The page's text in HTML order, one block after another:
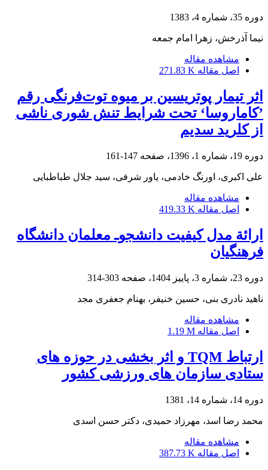
دوره 35، شماره 4، 1383
نیما آذرخش، زهرا امام جمعه
مشاهده مقاله
اصل مقاله 271.83 K
اثر تیمار پوتریسین بر میوه توت‌فرنگی رقم
’کاماروسا‘ تحت شرایط تنش شوری ناشی
از کلرید سدیم
دوره 19، شماره 1، 1396، صفحه 147-161
علی اکبری، اورنگ خادمی، یاور شرفی، سید جلال طباطبایی
مشاهده مقاله
اصل مقاله 419.33 K
ارائة مدل کیفیت دانشجوـ معلمان دانشگاه
فرهنگیان
دوره 23، شماره 3، پاییز 1404، صفحه 303-314
ناهید نادری بنی، حسین خنیفر، بهنام جعفری مجد
مشاهده مقاله
اصل مقاله 1.19 M
ارتباط TQM و اثر بخشی در حوزه های
ستادی سازمان های ورزشی کشور
دوره 14، شماره 14، 1381
محمد رضا اسد، مهرزاد حمیدی، دکتر حسن اسدی
مشاهده مقاله
اصل مقاله 387.73 K